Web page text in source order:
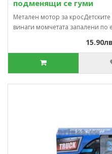
подменящи се гуми
Метален мотор за
винаги момчетата запалени по